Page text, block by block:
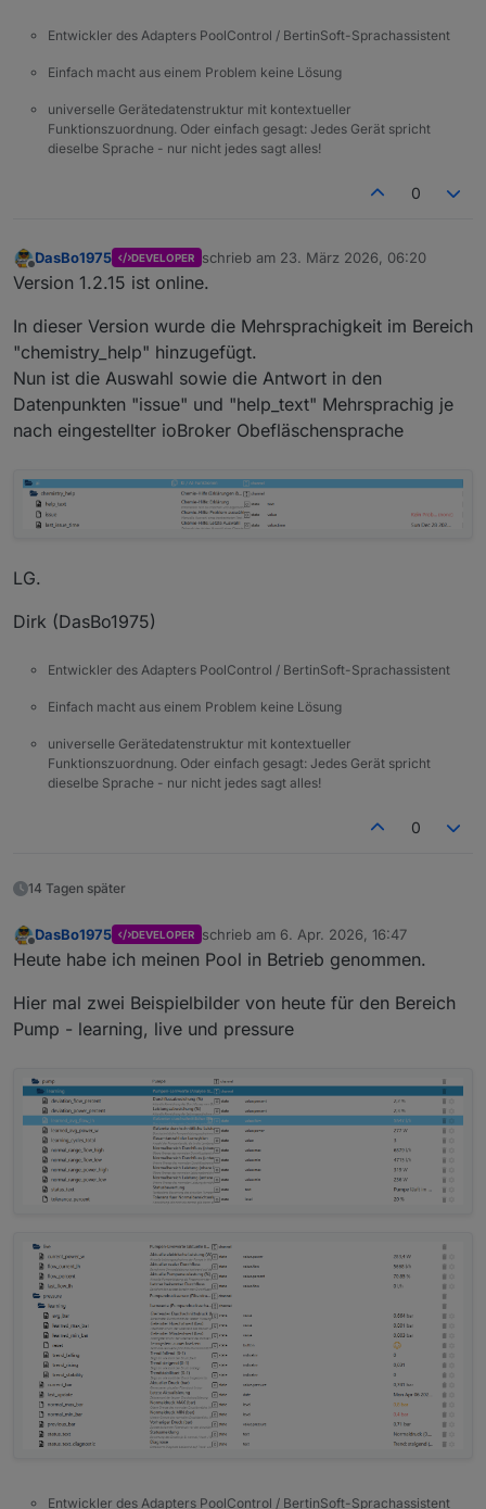
Entwickler des Adapters PoolControl / BertinSoft-Sprachassistent
Einfach macht aus einem Problem keine Lösung
universelle Gerätedatenstruktur mit kontextueller
Funktionszuordnung. Oder einfach gesagt: Jedes Gerät spricht
dieselbe Sprache - nur nicht jedes sagt alles!
0
Offline
DasBo1975 DEVELOPER schrieb am 23. März 2026, 06:20
zuletzt editiert von
Version 1.2.15 ist online.
In dieser Version wurde die Mehrsprachigkeit im Bereich
"chemistry_help" hinzugefügt.
Nun ist die Auswahl sowie die Antwort in den
Datenpunkten "issue" und "help_text" Mehrsprachig je
nach eingestellter ioBroker Obefläschensprache
LG.
Dirk (DasBo1975)
Entwickler des Adapters PoolControl / BertinSoft-Sprachassistent
Einfach macht aus einem Problem keine Lösung
universelle Gerätedatenstruktur mit kontextueller
Funktionszuordnung. Oder einfach gesagt: Jedes Gerät spricht
dieselbe Sprache - nur nicht jedes sagt alles!
0
14 Tagen später
Offline
DasBo1975 DEVELOPER schrieb am 6. Apr. 2026, 16:47
zuletzt editiert von
Heute habe ich meinen Pool in Betrieb genommen.
Hier mal zwei Beispielbilder von heute für den Bereich
Pump - learning, live und pressure
Entwickler des Adapters PoolControl / BertinSoft-Sprachassistent